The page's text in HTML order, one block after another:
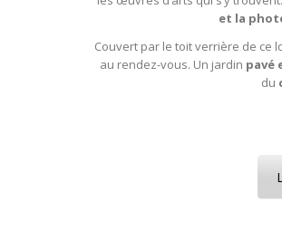
et la
Couvert par le toit verrière de ce
au rendez-vous. Un jardin pavé
du